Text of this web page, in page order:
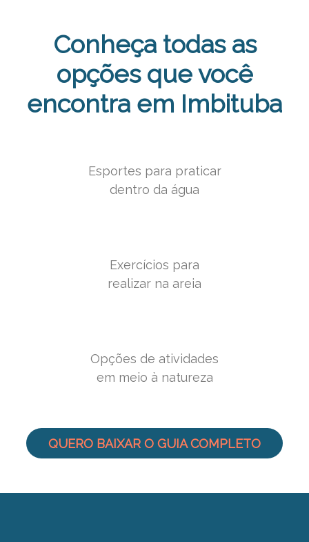
Conheça todas as
opções que você
encontra em Imbituba
Esportes para praticar
dentro da água
Exercícios para
realizar na areia
Opções de atividades
em meio à natureza
QUERO BAIXAR O GUIA COMPLETO